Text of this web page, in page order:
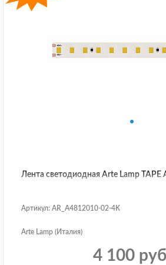
Лента светодиодная Arte Lamp
Артикул: AR_A4812010-02-4K
Arte Lamp (Италия)
4 100